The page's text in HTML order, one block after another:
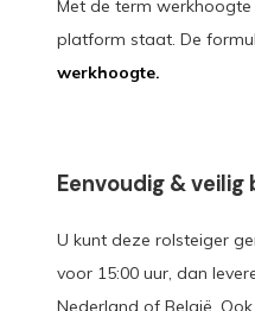
Met de term
platform staat. De
werkhoogte.
Eenvoudig &
U kunt deze rolsteiger
voor 15:00 uur, dan
Nederland of België.